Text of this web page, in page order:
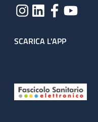
SCARICA L'APP